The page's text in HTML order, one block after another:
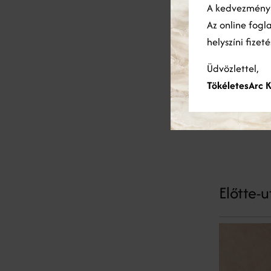
Tartós
és
Előtte-
A kedvezmény
Az online
helyszíni
Üdvözlettel,
TökéletesArc